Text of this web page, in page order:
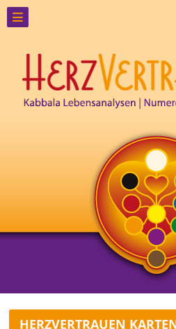
HERZVERTRAUEN